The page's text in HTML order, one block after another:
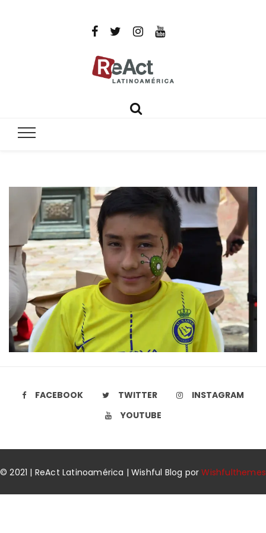
Por un mundo libre de infecciones intratables
FACEBOOK TWITTER
INSTAGRAM
YOUTUBE
© 2021 | ReAct Latinoamérica | Wishful Blog porWishfulthemes